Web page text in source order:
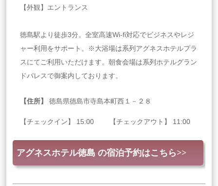
【外観】エントランス
徳島駅より徒歩3分。全室高速Wi-fi対応でビジネスやレジ
ャー利用をサポート。※大浴場は系列アグネスホテルプラ
スにてご利用いただけます。朝食会場は系列ホテルグラン
ドパレスで御案内しております。
【住所】 徳島県徳島市寺島本町西１－２８
【チェックイン】 15:00 【チェックアウト】 11:00
アグネスホテル徳島 の宿泊予約はこちら>>